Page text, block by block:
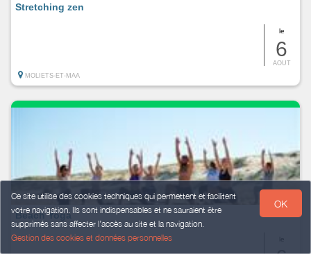
Ce site utilise des cookies techniques qui permettent et facilitent
votre navigation. Ils sont indispensables et ne sauraient être
supprimés sans affecter l’accès au site et la navigation.
Gestion des cookies et données personnelles
OK
le
6
AOUT
Stretching zen
MOLIETS-ET-MAA
Beach Yoga